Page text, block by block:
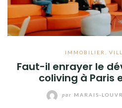
IMMOBILIER
Faut-il enrayer le
coliving à Paris
par MARAIS-